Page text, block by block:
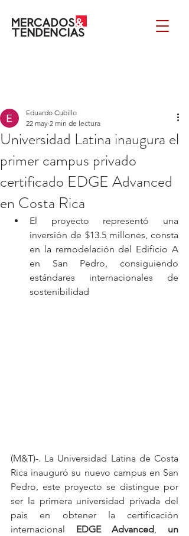
Universidad Latina inaugura el
primer campus privado
certificado EDGE Advanced
en Costa Rica
Eduardo Cubillo
22 may 2 min de lectura
El proyecto representó una
inversión de $13.5 millones, consta
en la remodelación del Edificio A
en San Pedro, consiguiendo
estándares internacionales de
sostenibilidad
(M&T)-. La Universidad Latina de Costa
Rica inauguró su nuevo campus en San
Pedro, este proyecto se distingue por
ser la primera universidad privada del
país en obtener la certificación
internacional EDGE Advanced, un